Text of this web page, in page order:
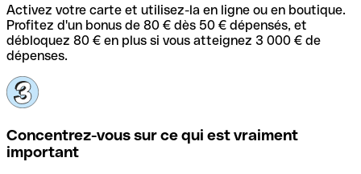
Activez votre carte et utilisez-la en ligne ou en boutique.
Profitez d'un bonus de 80 € dès 50 € dépensés, et
débloquez 80 € en plus si vous atteignez 3 000 € de
dépenses.
Concentrez-vous sur ce qui est vraiment
important